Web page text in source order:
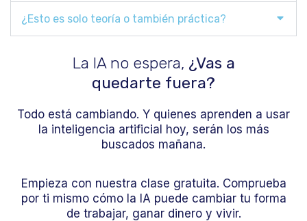
¿Esto es solo teoría o también práctica?
La IA no espera, ¿Vas a
quedarte fuera?
Todo está cambiando. Y quienes aprenden a usar
la inteligencia artificial hoy, serán los más
buscados mañana.
Empieza con nuestra clase gratuita. Comprueba
por ti mismo cómo la IA puede cambiar tu forma
de trabajar, ganar dinero y vivir.